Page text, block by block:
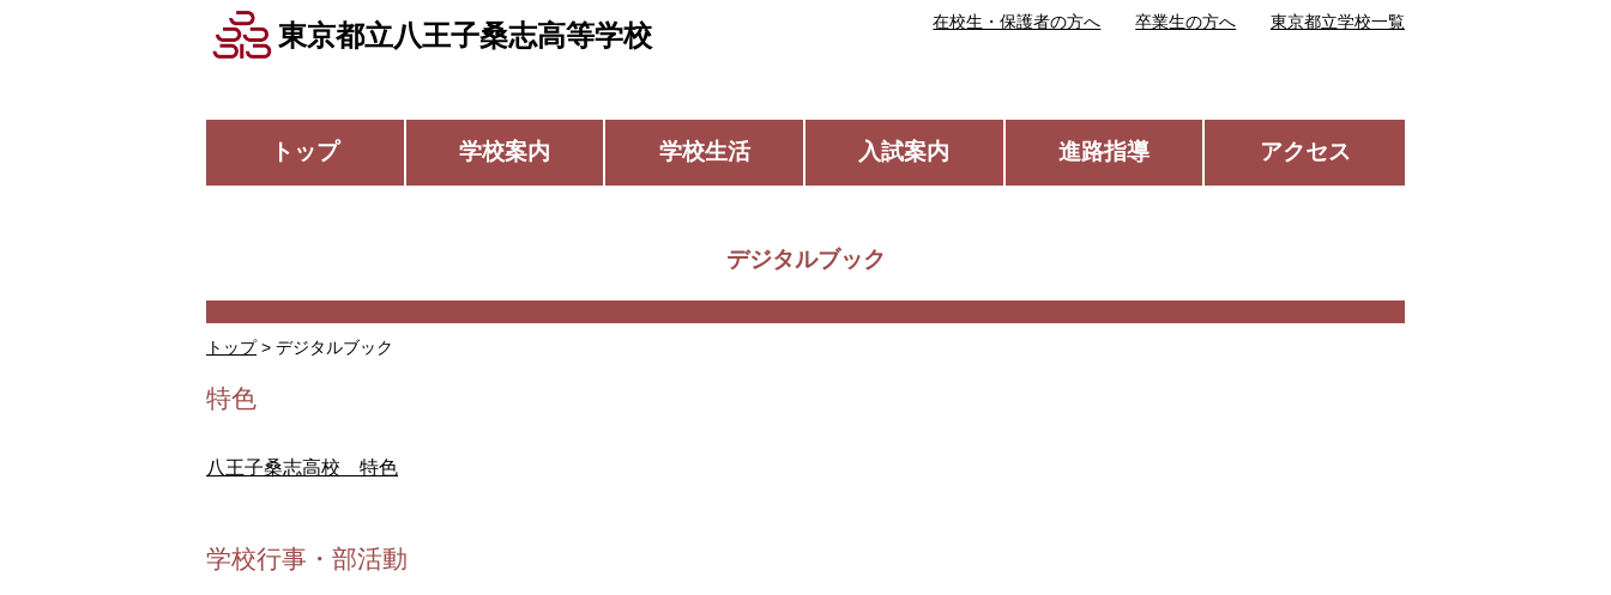
東京都立八王子桑志高等学校
トップ 学校案内 学校生活 入試案内 進路指導 アクセス
在校生・保護者の方へ 卒業生の方へ 東京都立学校一覧
トップ> デジタルブック
デジタルブック
特色
八王子桑志高校 特色
学校行事・部活動